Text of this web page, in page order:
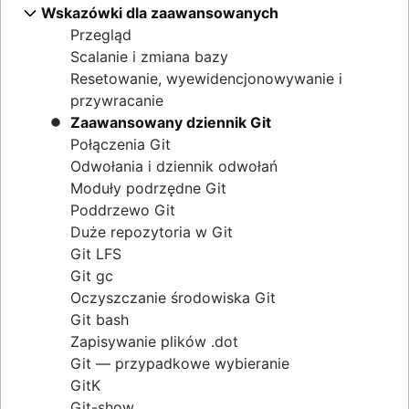
Git — ściągawka
git stash
.gitignore
git blame
Przegląd
git clean
git revert
git reset
git rm
Historia ponownego zapisywania
Przegląd
git rebase
git reflog
git push
git pull
Przegląd
git checkout
git merge
Konflikty scalania
Strategie scalania
Porównanie przepływów pracy
Przegląd
Przepływ pracy gałęzi funkcji
Przepływ pracy Gitflow
Przepływ pracy z podziałem
migracji
Migracja do Git z SVN
Przegląd
Przygotowanie
Konwertuj
Synchronizuj
Udostępniaj
Migruj
Migracja do Git z Perforce — dlaczego warto
Migracja z Perforce do Git
Praca z Git i Perforce: przepływ pracy
integracji
Jak przenieść repozytorium git z historią
Wskazówki dla zaawansowanych
Przegląd
Scalanie i zmiana bazy
Resetowanie, wyewidencjonowywanie i
przywracanie
Zaawansowany dziennik Git
Połączenia Git
Odwołania i dziennik odwołań
Moduły podrzędne Git
Poddrzewo Git
Duże repozytoria w Git
Git LFS
Git gc
Oczyszczanie środowiska Git
Git bash
Zapisywanie plików .dot
Git — przypadkowe wybieranie
GitK